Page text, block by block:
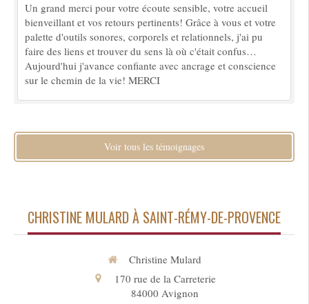
Un grand merci pour votre écoute sensible, votre accueil
bienveillant et vos retours pertinents! Grâce à vous et votre
palette d'outils sonores, corporels et relationnels, j'ai pu
faire des liens et trouver du sens là où c'était confus…
Aujourd'hui j'avance confiante avec ancrage et conscience
sur le chemin de la vie! MERCI
Voir tous les témoignages
CHRISTINE MULARD À SAINT-RÉMY-DE-PROVENCE
Christine Mulard
170 rue de la Carreterie
84000 Avignon